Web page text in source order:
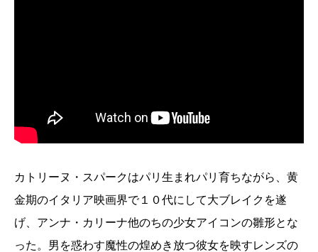
カトリーヌ・スパークはパリ生まれパリ育ちながら、黄
金期のイタリア映画界で１０代にして大ブレイクを遂
げ、アンナ・カリーナ他のちの少女アイコンの雛形とな
った。男を惑わす魔性の煌めき放つ彼女を映すレンズの